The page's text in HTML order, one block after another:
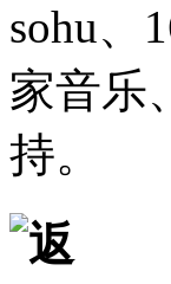
sohu、
家音乐
持。